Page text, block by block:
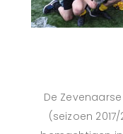
De
(seizoen